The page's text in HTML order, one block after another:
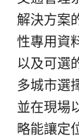
解決方案
性專用資
以及可選
多城市選
並在現場
略能讓定